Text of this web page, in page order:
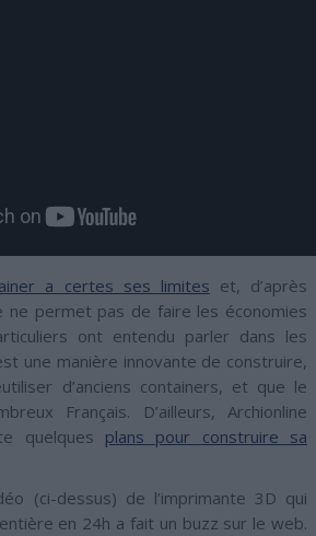
a certes ses limites et, d’après
ne permet pas de faire les économies
ont entendu parler dans les
une manière innovante de construire,
d’anciens containers, et que le
Français. D’ailleurs, Archionline
quelques plans pour construire sa
(ci-dessus) de l’imprimante 3D qui
en 24h a fait un buzz sur le web.